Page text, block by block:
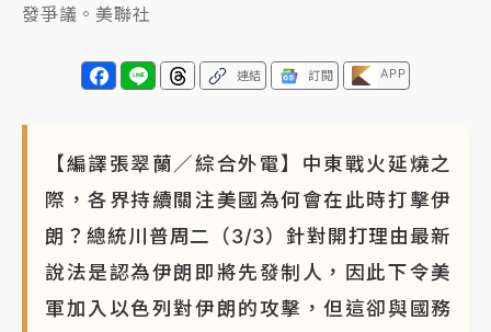
發爭議。美聯社
連結 訂閱 APP
【編譯張翠蘭／綜合外電】中東戰火延燒之
際，各界持續關注美國為何會在此時打擊伊
朗？總統川普周二（3/3）針對開打理由最新
說法是認為伊朗即將先發制人，因此下令美
軍加入以色列對伊朗的攻擊，但這卻與國務